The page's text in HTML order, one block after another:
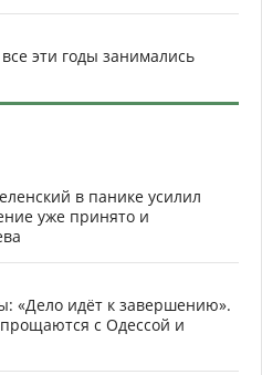
эти годы занимались
в панике усилил
уже принято и
«Дело идёт к завершению».
с Одессой и